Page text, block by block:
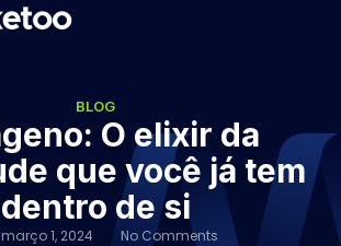
BLOG
O elixir da
que você já tem
dentro de si
março 1, 2024 No Comments